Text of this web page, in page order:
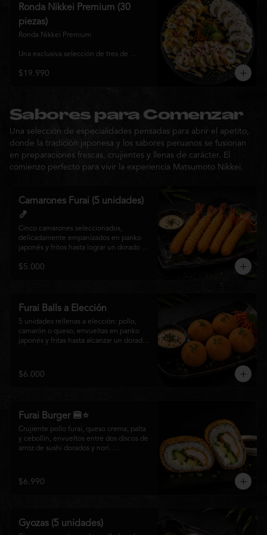
y sabor, ideal para compartir entre 3 y 4
Ronda Nikkei Premium (30
piezas)
Ronda Nikkei Premium
Una exclusiva selección de tres de
elaborados con ingredientes frescos y
pensada para compartir y descubrir la
esencia de Matsumoto Nikkei en cada
bocado.
$19.990
Sabores para Comenzar
Una selección de especialidades pensadas para abrir el apetito,
donde la tradición japonesa y los sabores peruanos se fusionan
en preparaciones frescas, crujientes y llenas de carácter. El
comienzo perfecto para vivir la experiencia Matsumoto Nikkei.
Camarones Furai (5 unidades)
🍤
Cinco camarones seleccionados,
delicadamente empanizados en panko
japonés y fritos hasta lograr un dorado
por dentro, acompañados de nuestra
nikkei.
$5.000
Furai Balls a Elección
5 unidades rellenas a elección: pollo,
camarón o queso, envueltas en panko
japonés y fritas hasta alcanzar un dorado
$6.000
Furai Burger 🍔⭐
Crujiente pollo furai, queso crema, palta
y cebollín, envueltos entre dos discos de
arroz de sushi dorados y nori.
tradición japonesa con el sabor nikkei en
cada bocado.
$6.990
Gyozas (5 unidades)